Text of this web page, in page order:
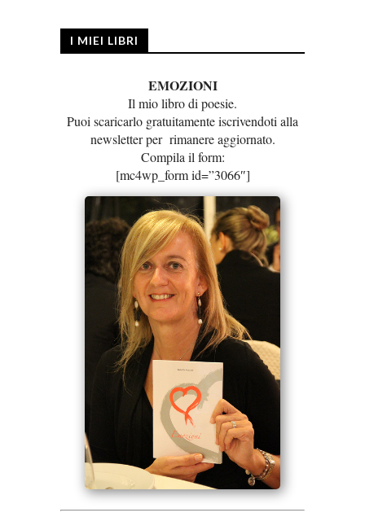
I MIEI LIBRI
EMOZIONI
Il mio libro di poesie.
Puoi scaricarlo gratuitamente iscrivendoti alla
newsletter per rimanere aggiornato.
Compila il form:
[mc4wp_form id=”3066″]